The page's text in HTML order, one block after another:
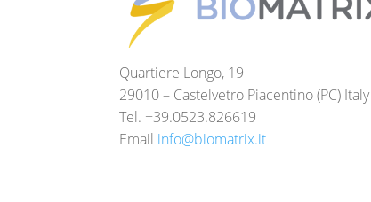
Quartiere Longo, 19
29010 – Castelvetro Piacentino (PC) Italy
Tel. +39.0523.826619
Email info@biomatrix.it